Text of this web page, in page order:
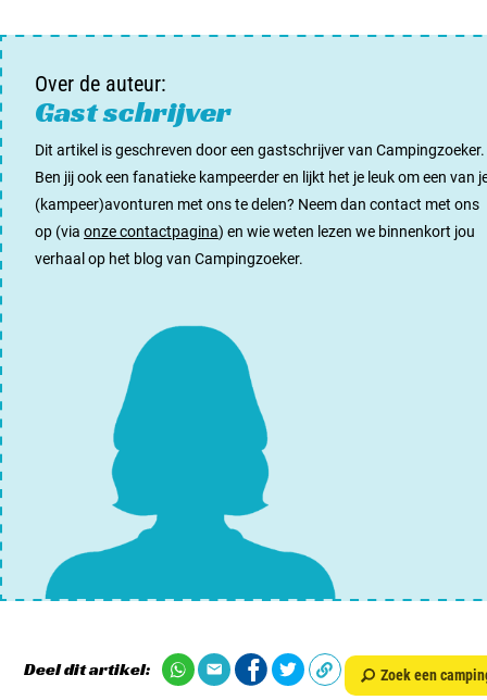
Over de auteur:
Gast schrijver
Dit artikel is geschreven door een gastschrijver van Campingzoeker.
Ben jij ook een fanatieke kampeerder en lijkt het je leuk om een van
(kampeer)avonturen met ons te delen? Neem dan contact met ons
op (via onze contactpagina) en wie weten lezen we binnenkort jou
verhaal op het blog van Campingzoeker.
Deel dit artikel: Zoek een